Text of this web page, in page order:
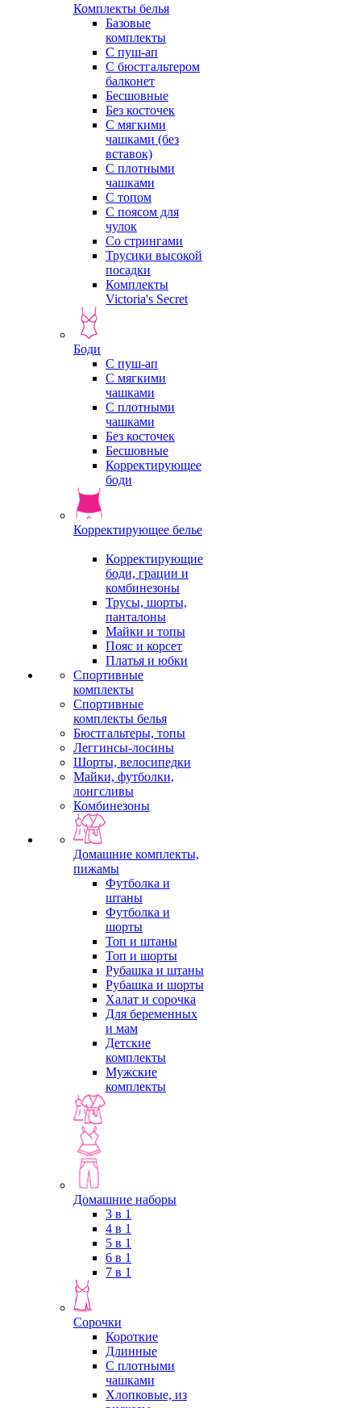
Комплекты белья
Базовые
комплекты
С пуш-ап
С бюстгальтером
балконет
Бесшовные
Без косточек
С мягкими
чашками (без
вставок)
С плотными
чашками
С топом
С поясом для
чулок
Со стрингами
Трусики высокой
посадки
Комплекты
Victoria's Secret
Боди
С пуш-ап
С мягкими
чашками
С плотными
чашками
Без косточек
Бесшовные
Корректирующее
боди
Корректирующее белье
Корректирующие
боди, грации и
комбинезоны
Трусы, шорты,
панталоны
Майки и топы
Пояс и корсет
Платья и юбки
Спортивные
комплекты
Спортивные
комплекты белья
Бюстгальтеры, топы
Леггинсы-лосины
Шорты, велосипедки
Майки, футболки,
лонгсливы
Комбинезоны
Домашние комплекты,
пижамы
Футболка и
штаны
Футболка и
шорты
Топ и штаны
Топ и шорты
Рубашка и штаны
Рубашка и шорты
Халат и сорочка
Для беременных
и мам
Детские
комплекты
Мужские
комплекты
Домашние наборы
3 в 1
4 в 1
5 в 1
6 в 1
7 в 1
Сорочки
Короткие
Длинные
С плотными
чашками
Хлопковые, из